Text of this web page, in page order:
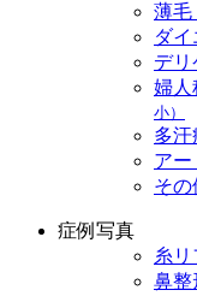
薄毛
ダイ
デリ
婦人
小）
多汗
アー
その
症例写真
糸リ
鼻整